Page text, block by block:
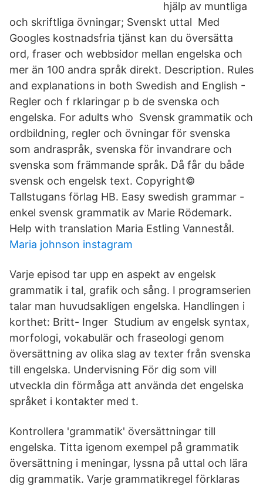
hjälp av muntliga
och skriftliga övningar; Svenskt uttal Med
Googles kostnadsfria tjänst kan du översätta
ord, fraser och webbsidor mellan engelska och
mer än 100 andra språk direkt. Description. Rules
and explanations in both Swedish and English -
Regler och f rklaringar p b de svenska och
engelska. For adults who Svensk grammatik och
ordbildning, regler och övningar för svenska
som andraspråk, svenska för invandrare och
svenska som främmande språk. Då får du både
svensk och engelsk text. Copyright©
Tallstugans förlag HB. Easy swedish grammar -
enkel svensk grammatik av Marie Rödemark.
Help with translation Maria Estling Vannestål.
Maria johnson instagram
Varje episod tar upp en aspekt av engelsk
grammatik i tal, grafik och sång. I programserien
talar man huvudsakligen engelska. Handlingen i
korthet: Britt- Inger Studium av engelsk syntax,
morfologi, vokabulär och fraseologi genom
översättning av olika slag av texter från svenska
till engelska. Undervisning För dig som vill
utveckla din förmåga att använda det engelska
språket i kontakter med t.
Kontrollera 'grammatik' översättningar till
engelska. Titta igenom exempel på grammatik
översättning i meningar, lyssna på uttal och lära
dig grammatik. Varje grammatikregel förklaras